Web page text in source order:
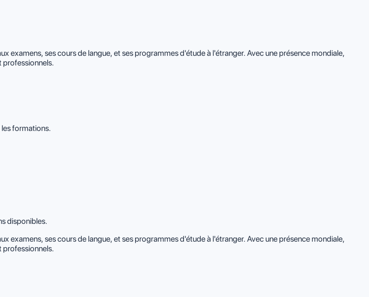
examens, ses cours de langue, et ses programmes d'étude à l'étranger. Avec une présence mondiale,
professionnels.
formations.
disponibles.
examens, ses cours de langue, et ses programmes d'étude à l'étranger. Avec une présence mondiale,
professionnels.